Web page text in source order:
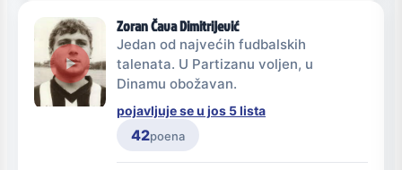
Zoran Čava Dimitrijević
Jedan od najvećih fudbalskih
talenata. U Partizanu voljen, u
Dinamu obožavan.
pojavljuje se u jos 5 lista
42poena